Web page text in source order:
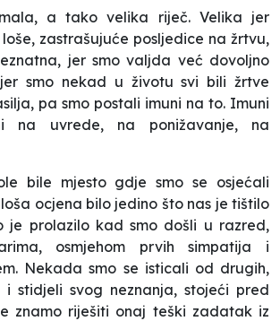
mala, a tako velika riječ. Velika jer
zastrašujuće posljedice na žrtvu,
jer smo valjda već dovoljno
smo nekad u životu svi bili žrtve
pa smo postali imuni na to. Imuni
na uvrede, na ponižavanje, na
bile mjesto gdje smo se osjećali
ocjena bilo jedino što nas je tištilo
je prolazilo kad smo došli u razred,
osmjehom prvih simpatija i
Nekada smo se isticali od drugih,
stidjeli svog neznanja, stojeći pred
znamo riješiti onaj teški zadatak iz